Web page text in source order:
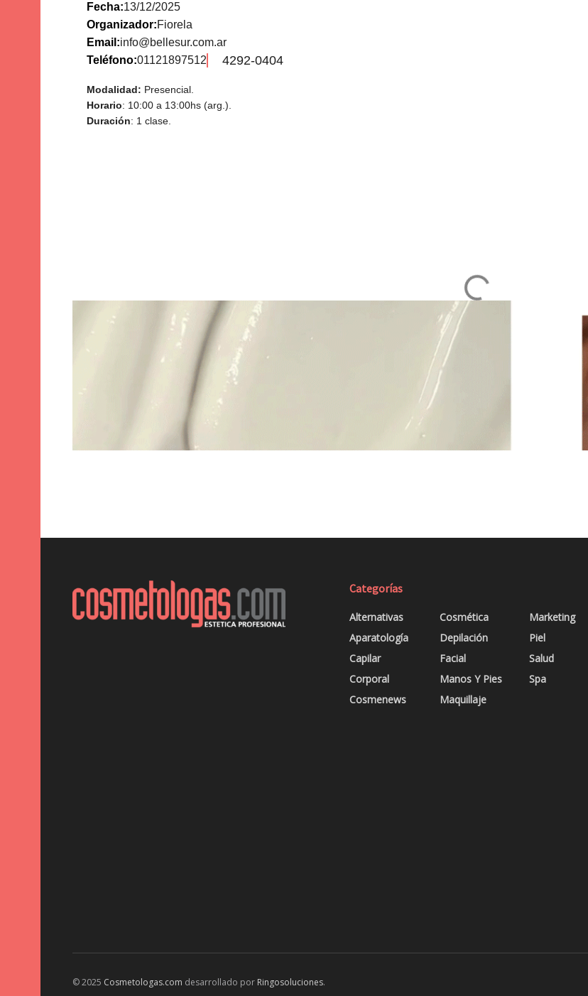
Fecha:13/12/2025
Organizador:Fiorela
Email:info@bellesur.com.ar
Teléfono:01121897512 4292-0404
Modalidad: Presencial.
Horario: 10:00 a 13:00hs (arg.).
Duración: 1 clase.
Categorías
Alternativas
Aparatología
Capilar
Corporal
Cosmenews
Cosmética
Depilación
Facial
Manos Y Pies
Maquillaje
Marketing
Piel
Salud
Spa
© 2025 Cosmetologas.com desarrollado por Ringosoluciones.